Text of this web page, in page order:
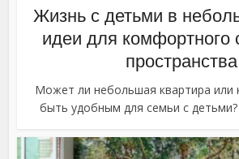
Жизнь с детьми в
идеи для комфортного
пространства
Может ли небольшая квартира или
быть удобным для семьи с